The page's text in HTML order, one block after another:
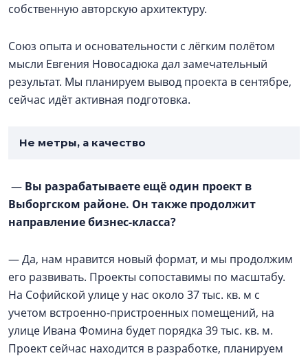
собственную авторскую архитектуру.
Союз опыта и основательности с лёгким полётом
мысли Евгения Новосадюка дал замечательный
результат. Мы планируем вывод проекта в сентябре,
сейчас идёт активная подготовка.
Не метры, а качество
— Вы разрабатываете ещё один проект в
Выборгском районе. Он также продолжит
направление бизнес-класса?
— Да, нам нравится новый формат, и мы продолжим
его развивать. Проекты сопоставимы по масштабу.
На Софийской улице у нас около 37 тыс. кв. м с
учетом встроенно-пристроенных помещений, на
улице Ивана Фомина будет порядка 39 тыс. кв. м.
Проект сейчас находится в разработке, планируем